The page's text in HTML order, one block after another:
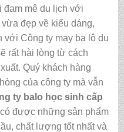
đam mê du lịch với
vừa đẹp về kiểu dáng,
Công ty may ba lô du
rất hài lòng từ cách
Quý khách hàng
của công ty mà vẫn
ty balo học sinh cấp
được những sản phẩm
chất lượng tốt nhất và